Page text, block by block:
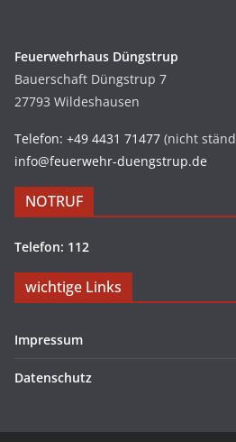
Feuerwehrhaus Düngstrup
Bauerschaft Düngstrup 7
27793 Wildeshausen
Telefon: +49 4431 71477 (nicht
info@feuerwehr-duengstrup.de
NOTRUF
Telefon: 112
wichtige Links
Impressum
Datenschutz